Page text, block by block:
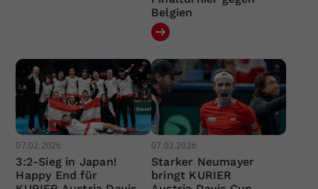
Belgien
07.02.2026
3:2-Sieg in Japan!
Happy End für
07.02.2026
Starker Neumayer
bringt KURIER